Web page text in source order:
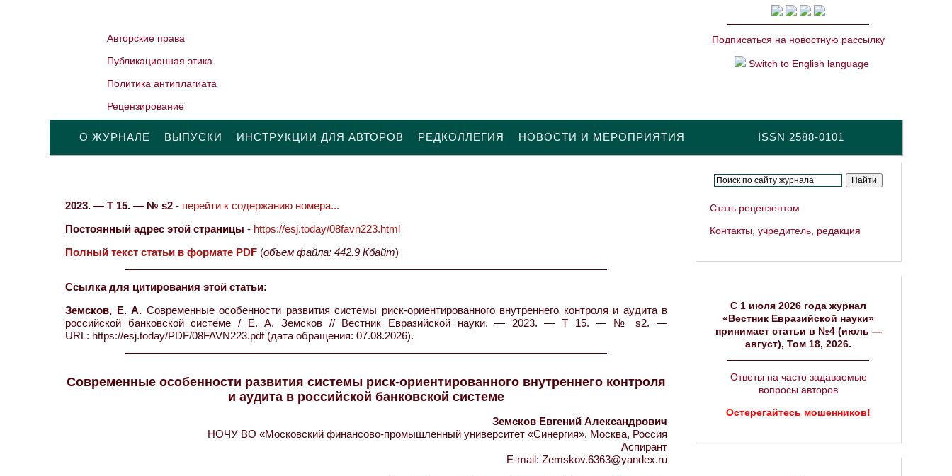
Авторские права
Публикационная этика
Политика антиплагиата
Рецензирование
Подписаться на новостную рассылку
Switch to English language
ISSN 2588-0101
О ЖУРНАЛЕ ВЫПУСКИ ИНСТРУКЦИИ ДЛЯ АВТОРОВ РЕДКОЛЛЕГИЯ НОВОСТИ И МЕРОПРИЯТИЯ
2023. — Т 15. — № s2 - перейти к содержанию номера...
Постоянный адрес этой страницы - https://esj.today/08favn223.html
Полный текст статьи в формате PDF (объем файла: 442.9 Кбайт)
Ссылка для цитирования этой статьи:
Земсков, Е. А. Современные особенности развития системы риск-ориентированного внутреннего контроля и аудита в
российской банковской системе / Е. А. Земсков // Вестник Евразийской науки. — 2023. — Т 15. — № s2. —
URL: https://esj.today/PDF/08FAVN223.pdf (дата обращения: 07.08.2026).
Современные особенности развития системы риск-ориентированного внутреннего контроля
и аудита в российской банковской системе
Земсков Евгений Александрович
НОЧУ ВО «Московский финансово-промышленный университет «Синергия», Москва, Россия
Аспирант
E-mail: Zemskov.6363@yandex.ru
Стать рецензентом
Контакты, учредитель, редакция
C 1 июля 2026 года журнал
«Вестник Евразийской науки»
принимает статьи в №4 (июль —
август), Том 18, 2026.
Ответы на часто задаваемые
вопросы авторов
Остерегайтесь мошенников!